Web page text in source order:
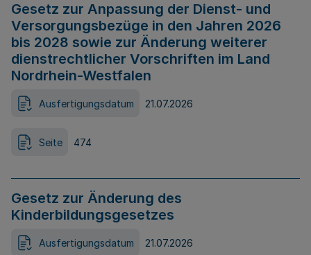
Gesetz zur Anpassung der Dienst- und
Versorgungsbezüge in den Jahren 2026
bis 2028 sowie zur Änderung weiterer
dienstrechtlicher Vorschriften im Land
Nordrhein-Westfalen
Ausfertigungsdatum 21.07.2026
Seite 474
Gesetz zur Änderung des
Kinderbildungsgesetzes
Ausfertigungsdatum 21.07.2026